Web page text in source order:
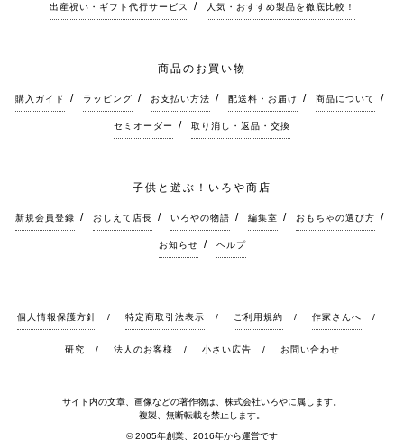
出産祝い・ギフト代行サービス 人気・おすすめ製品を徹底比較！
商品のお買い物
購入ガイド ラッピング お支払い方法 配送料・お届け 商品について
セミオーダー 取り消し・返品・交換
子供と遊ぶ！いろや商店
新規会員登録 おしえて店長 いろやの物語 編集室 おもちゃの選び方
お知らせ ヘルプ
個人情報保護方針 特定商取引法表示 ご利用規約 作家さんへ
研究 法人のお客様 小さい広告 お問い合わせ
サイト内の文章、画像などの著作物は、株式会社いろやに属します。
複製、無断転載を禁止します。
© 2005年創業、2016年から運営です